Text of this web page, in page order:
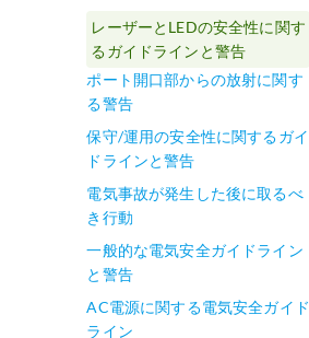
レーザーとLEDの安全性に関す
るガイドラインと警告
ポート開口部からの放射に関す
る警告
保守/運用の安全性に関するガイ
ドラインと警告
電気事故が発生した後に取るべ
き行動
一般的な電気安全ガイドライン
と警告
AC電源に関する電気安全ガイド
ライン